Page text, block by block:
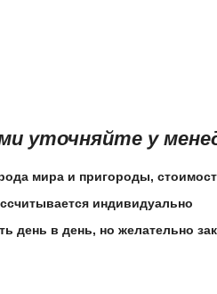
уточняйте у
мира и пригороды,
индивидуально
день в день, но желательно